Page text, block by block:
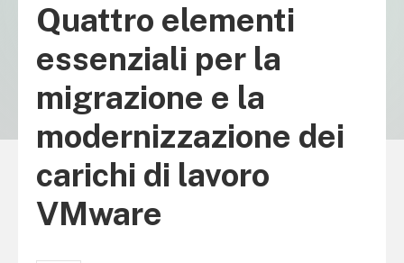
Quattro elementi
essenziali per la
migrazione e la
modernizzazione dei
carichi di lavoro
VMware